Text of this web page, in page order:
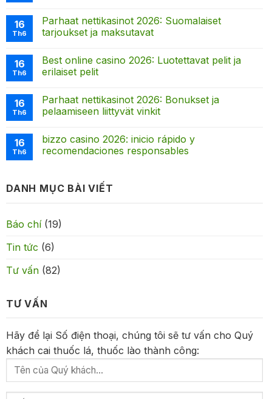
16
Th6
Parhaat nettikasinot 2026: Suomalaiset
tarjoukset ja maksutavat
16
Th6
Best online casino 2026: Luotettavat pelit ja
erilaiset pelit
16
Th6
Parhaat nettikasinot 2026: Bonukset ja
pelaamiseen liittyvät vinkit
16
Th6
bizzo casino 2026: inicio rápido y
recomendaciones responsables
DANH MỤC BÀI VIẾT
Báo chí(19)
Tin tức (6)
Tư vấn (82)
TƯ VẤN
Hãy để lại Số điện thoại, chúng tôi sẽ tư vấn cho Quý
khách cai thuốc lá, thuốc lào thành công: